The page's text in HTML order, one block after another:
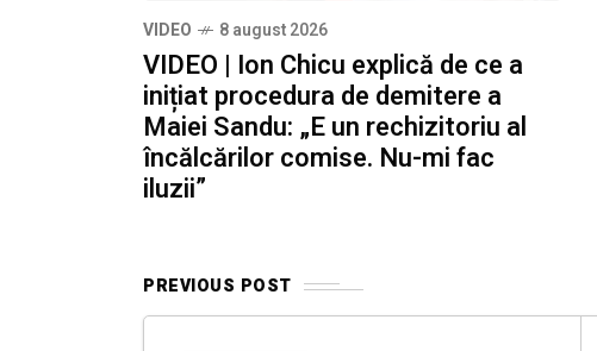
VIDEO 8 august 2026
VIDEO | Ion Chicu explică de ce a
inițiat procedura de demitere a
Maiei Sandu: „E un rechizitoriu al
încălcărilor comise. Nu-mi fac
iluzii”
PREVIOUS POST